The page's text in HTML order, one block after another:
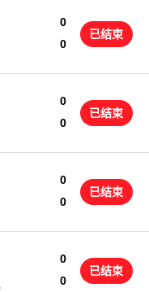
0
0
已结束
0
0
已结束
0
0
已结束
0
0
已结束